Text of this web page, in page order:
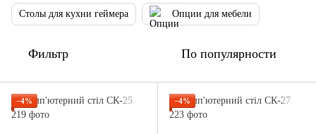
Столы для кухни геймера Опции для мебели
Фильтр По популярности
−4% −4%